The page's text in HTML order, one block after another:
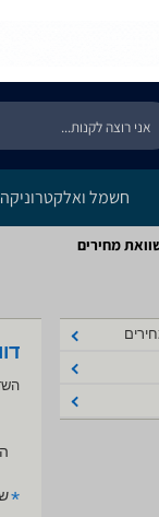
חשמל ואלקטרוניקה
מחירים
*